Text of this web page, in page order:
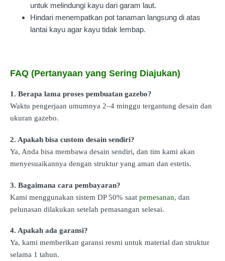
untuk melindungi kayu dari garam laut.
Hindari menempatkan pot tanaman langsung di atas
lantai kayu agar kayu tidak lembap.
FAQ (Pertanyaan yang Sering Diajukan)
1. Berapa lama proses pembuatan gazebo?
Waktu pengerjaan umumnya 2–4 minggu tergantung desain dan
ukuran gazebo.
2. Apakah bisa custom desain sendiri?
Ya, Anda bisa membawa desain sendiri, dan tim kami akan
menyesuaikannya dengan struktur yang aman dan estetis.
3. Bagaimana cara pembayaran?
Kami menggunakan sistem DP 50% saat pemesanan, dan
pelunasan dilakukan setelah pemasangan selesai.
4. Apakah ada garansi?
Ya, kami memberikan garansi resmi untuk material dan struktur
selama 1 tahun.